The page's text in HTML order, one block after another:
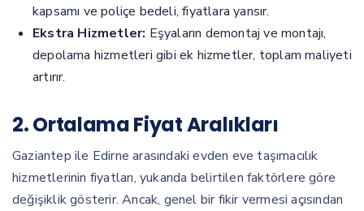
kapsamı ve poliçe bedeli, fiyatlara yansır.
Ekstra Hizmetler: Eşyaların demontaj ve montajı,
depolama hizmetleri gibi ek hizmetler, toplam maliyeti
artırır.
2. Ortalama Fiyat Aralıkları
Gaziantep ile Edirne arasındaki evden eve taşımacılık
hizmetlerinin fiyatları, yukarıda belirtilen faktörlere göre
değişiklik gösterir. Ancak, genel bir fikir vermesi açısından